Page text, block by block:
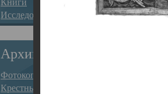
Исследования
Архив
Фотокопии дел
Крестные ходы